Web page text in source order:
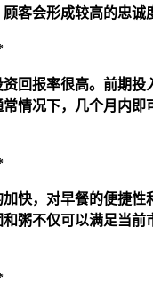
客会形成较高的忠诚
回报率很高。前期投
情况下，几个月内即
加快，对早餐的便捷性
粥不仅可以满足当前